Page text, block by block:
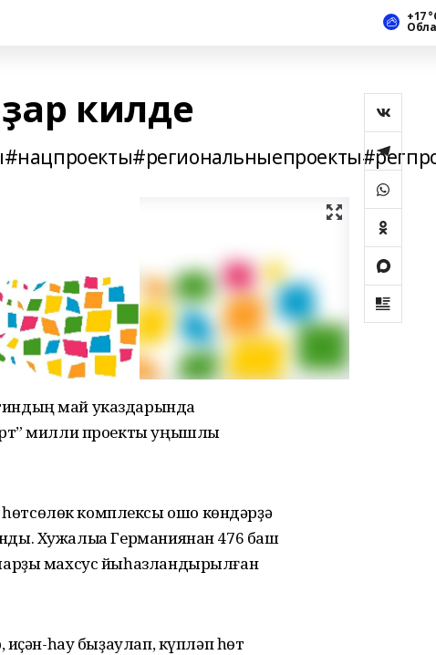
+17
килде
май указдарында
милли проекты уңышлы
комплексы ошо көндәрҙә
Хужалыҡҡа Германиянан 476 баш
махсус йыһазландырылған
һау быҙаулап, күпләп һөт